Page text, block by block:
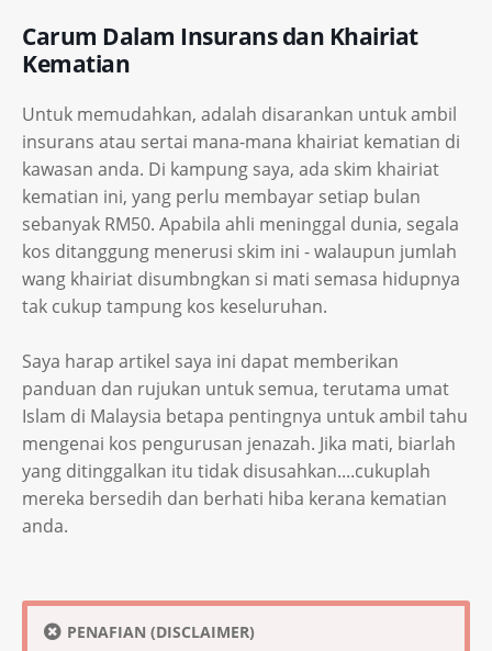
Carum Dalam Insurans dan Khairiat
Kematian
Untuk memudahkan, adalah disarankan untuk ambil
insurans atau sertai mana-mana khairiat kematian di
kawasan anda. Di kampung saya, ada skim khairiat
kematian ini, yang perlu membayar setiap bulan
sebanyak RM50. Apabila ahli meninggal dunia, segala
kos ditanggung menerusi skim ini - walaupun jumlah
wang khairiat disumbngkan si mati semasa hidupnya
tak cukup tampung kos keseluruhan.
Saya harap artikel saya ini dapat memberikan
panduan dan rujukan untuk semua, terutama umat
Islam di Malaysia betapa pentingnya untuk ambil tahu
mengenai kos pengurusan jenazah. Jika mati, biarlah
yang ditinggalkan itu tidak disusahkan....cukuplah
mereka bersedih dan berhati hiba kerana kematian
anda.
PENAFIAN (DISCLAIMER)